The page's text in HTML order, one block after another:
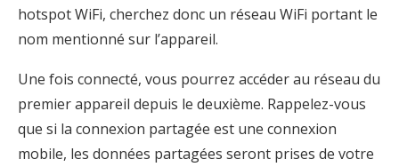
hotspot WiFi, cherchez donc un réseau WiFi portant le
nom mentionné sur l’appareil.
Une fois connecté, vous pourrez accéder au réseau du
premier appareil depuis le deuxième. Rappelez-vous
que si la connexion partagée est une connexion
mobile, les données partagées seront prises de votre